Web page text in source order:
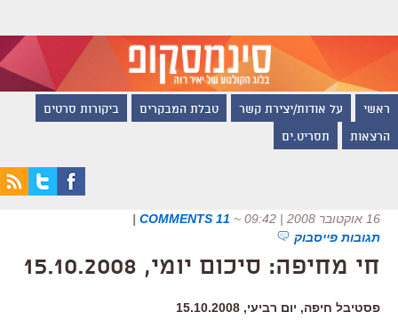
ראשי על אודות/יצירת קשר טבלת המבקרים ביקורות סרטים
הרצאות תסריט.ים
16 אוקטובר 2008 | 09:42 ~
11 COMMENTS
|
תגובות פייסבוק
חי מחיפה: סיכום יומי, 15.10.2008
פסטיבל חיפה, יום רביעי, 15.10.2008